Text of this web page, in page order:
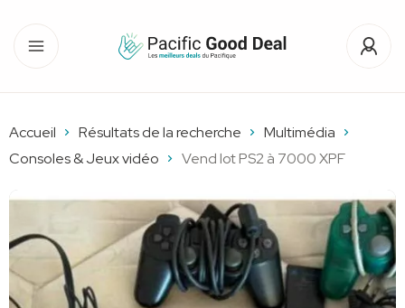
Accueil Résultats de la recherche
Multimédia
Consoles & Jeux vidéo
Vend lot PS2 à 7000 XPF